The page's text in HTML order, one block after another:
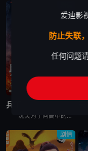
兵王
沈笑为了向高中的同学和老师证明这个世界上除了上大学外，还有更多证明自己价值的机会和岗位，报名参了军，成为了北港市消防部队的一名消防战士。在部队里，沈笑是一个训练成绩和调皮捣蛋同时冒尖的“刺头兵”，
剧情
爱迪影
防止失联
任何问题